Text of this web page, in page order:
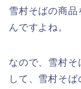
雪村そばの商品
んですよね。
なので、雪村そ
して、雪村そ